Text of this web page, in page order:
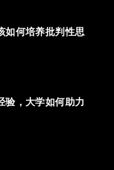
如何培养批判性思
验，大学如何助力